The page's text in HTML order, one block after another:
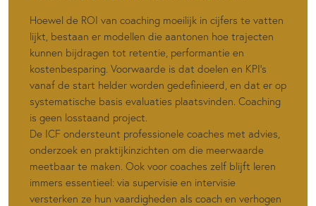
Hoewel de ROI van coaching moeilijk in cijfers te vatten
lijkt, bestaan er modellen die aantonen hoe trajecten
kunnen bijdragen tot retentie, performantie en
kostenbesparing. Voorwaarde is dat doelen en KPI’s
vanaf de start helder worden gedefinieerd, en dat er op
systematische basis evaluaties plaatsvinden. Coaching
is geen losstaand project.
De ICF ondersteunt professionele coaches met advies,
onderzoek en praktijkinzichten om die meerwaarde
meetbaar te maken. Ook voor coaches zelf blijft leren
immers essentieel: via supervisie en intervisie
versterken ze hun vaardigheden als coach en verhogen